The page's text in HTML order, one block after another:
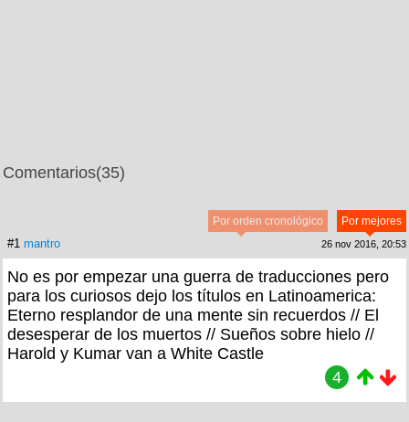
Comentarios(35)
Por mejores
Por orden cronológico
#1 mantro 26 nov 2016, 20:53
No es por empezar una guerra de traducciones pero
para los curiosos dejo los títulos en Latinoamerica:
Eterno resplandor de una mente sin recuerdos // El
desesperar de los muertos // Sueños sobre hielo //
Harold y Kumar van a White Castle
4